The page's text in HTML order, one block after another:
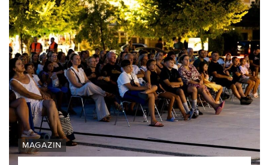
MAGAZIN